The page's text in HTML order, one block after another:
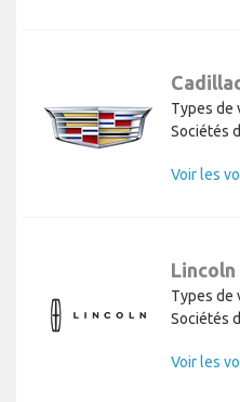
Types de
Sociétés
Voir les
Types de
Sociétés
Voir les